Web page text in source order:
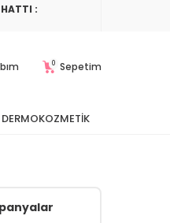
HATTI :
0 Sepetim
DERMOKOZMETIK